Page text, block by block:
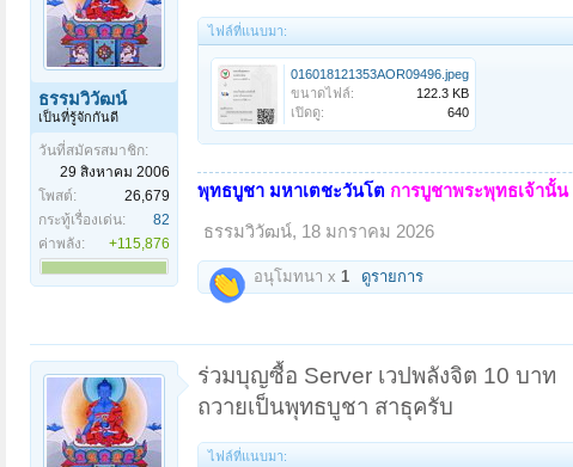
ธรรมวิวัฒน์
เป็นที่รู้จักกันดี
วันที่สมัครสมาชิก:
29 สิงหาคม 2006
โพสต์:
26,679
กระทู้เรื่องเด่น:
82
ค่าพลัง:
+115,876
ไฟล์ที่แนบมา:
016018121353AOR09496.jpeg
ขนาดไฟล์:
122.3 KB
เปิดดู:
640
พุทธบูชา มหาเตชะวันโต การบูชาพระพุทธเจ้านั้น
ธรรมวิวัฒน์, 18 มกราคม 2026
อนุโมทนา x 1 ดูรายการ
ร่วมบุญซื้อ Server เวปพลังจิต 10 บาท
ถวายเป็นพุทธบูชา สาธุครับ
ไฟล์ที่แนบมา: